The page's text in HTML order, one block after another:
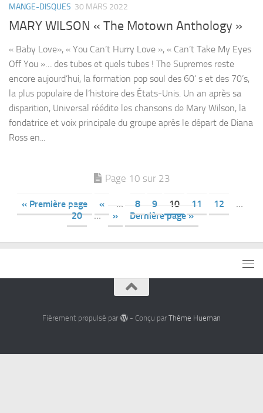
MANGE-DISQUES 30 MARS 2022
MARY WILSON « The Motown Anthology »
« Baby Love», « You Can’t Hurry Love », « Can’t Take My Eyes
Off You »… des tubes et quels tubes ! The Supremes reste
encore aujourd’hui, la formation pop soul des 60’ s et des 70’s,
la plus populaire de l’histoire des États-Unis. Un an après sa
disparition, Universal réédite les chansons de Mary Wilson, la
fondatrice et voix principale du groupe après le départ de Diana
Ross en...
Page 10 sur 23
« Première page « … 8 9 10 11 12
…
20
… » Dernière page »
Fièrement propulsé par - Conçu par Thème Hueman